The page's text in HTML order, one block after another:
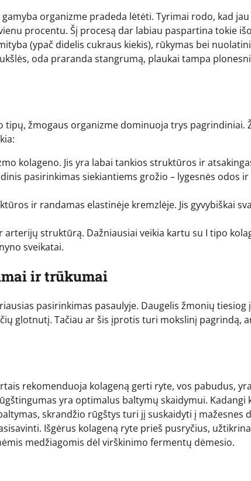
organizme pradeda lėtėti. Tyrimai rodo, kad
procentu. Šį procesą dar labiau paspartina tokie
(ypač didelis cukraus kiekis), rūkymas bei
oda praranda stangrumą, plaukai tampa
tipų, žmogaus organizme dominuoja trys pagrindiniai.
kolageno. Jis yra labai tankios struktūros ir
pasirinkimas siekiantiems grožio – lygesnės odos
ir randamas elastinėje kremzlėje. Jis gyvybiškai
arterijų struktūrą. Dažniausiai veikia kartu su I tipo
sveikatai.
ir trūkumai
pasirinkimas pasaulyje. Daugelis žmonių tiesiog
glotnutį. Tačiau ar šis įprotis turi mokslinį pagrindą,
rekomenduoja kolageną gerti ryte, vos pabudus,
yra optimalus baltymų skaidymui. Kadangi
skrandžio rūgštys turi jį suskaidyti į mažesnes
Išgėrus kolageną ryte prieš pusryčius,
medžiagomis dėl virškinimo fermentų dėmesio.